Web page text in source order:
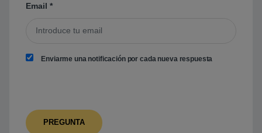
Email *
Enviarme una notificación por cada nueva respuesta